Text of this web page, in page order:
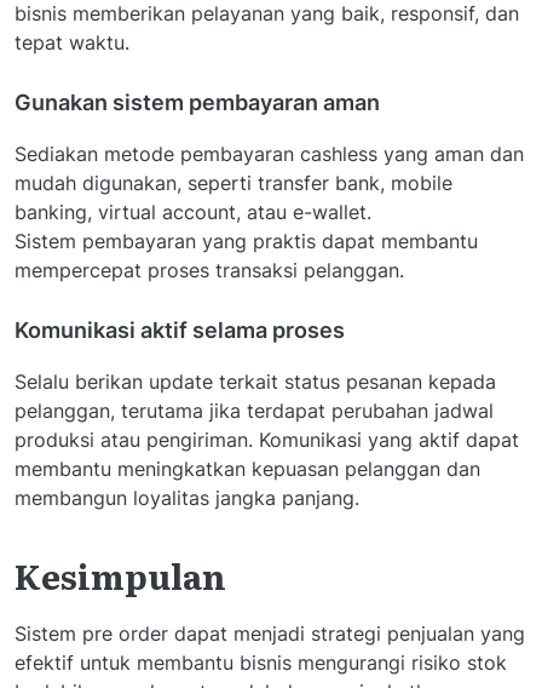
bisnis memberikan pelayanan yang baik, responsif, dan
tepat waktu.
Gunakan sistem pembayaran aman
Sediakan metode pembayaran cashless yang aman dan
mudah digunakan, seperti transfer bank, mobile
banking, virtual account, atau e-wallet.
Sistem pembayaran yang praktis dapat membantu
mempercepat proses transaksi pelanggan.
Komunikasi aktif selama proses
Selalu berikan update terkait status pesanan kepada
pelanggan, terutama jika terdapat perubahan jadwal
produksi atau pengiriman. Komunikasi yang aktif dapat
membantu meningkatkan kepuasan pelanggan dan
membangun loyalitas jangka panjang.
Kesimpulan
Sistem pre order dapat menjadi strategi penjualan yang
efektif untuk membantu bisnis mengurangi risiko stok